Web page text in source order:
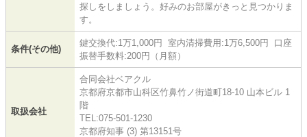
探しをしましょう。好みのお部屋がきっと見つかりま
す。
条件(その他)
鍵交換代:1万1,000円 室内清掃費用:1万6,500円 口座
振替手数料:200円（月額）
取扱会社
合同会社ベアクル
京都府京都市山科区竹鼻竹ノ街道町18-10 山本ビル 1
階
TEL:075-501-1230
京都府知事 (3) 第13151号